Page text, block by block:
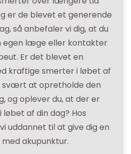
er de blevet et generende
så anbefaler vi dig, at du
egen læge eller kontakter
Er det blevet en
kraftige smerter i løbet af
svært at opretholde den
og oplever du, at der er
af din dag? Hos
uddannet til at give dig en
akupunktur.